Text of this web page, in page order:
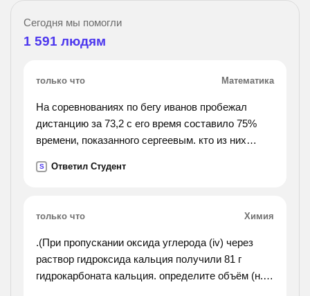
Сегодня мы помогли
1 591 людям
только что Математика
На соревнованиях по бегу иванов пробежал
дистанцию за 73,2 с его время составило 75%
времени, показанного сергеевым. кто из них
показал сергеев
S Ответил Студент
только что Химия
.(При пропускании оксида углерода (iv) через
раствор гидроксида кальция получили 81 г
гидрокарбоната кальция. определите объём (н.